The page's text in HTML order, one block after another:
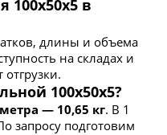
100х50х5 в
длины и объема
на складах и
100х50х5?
— 10,65 кг. В 1
запросу подготовим